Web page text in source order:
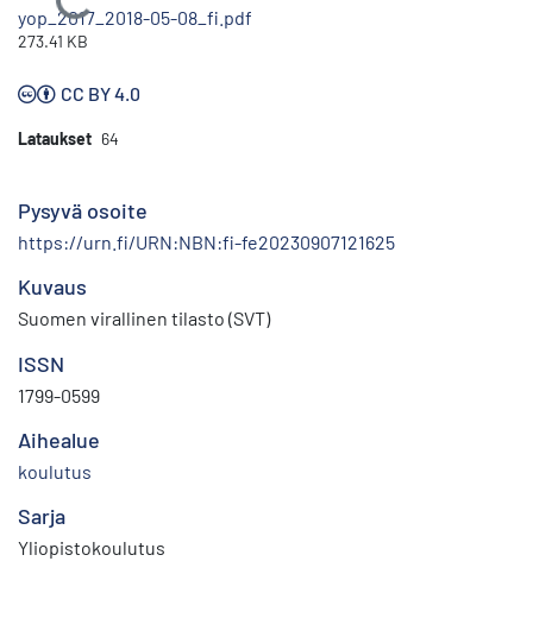
Ladataan...
yop_2017_2018-05-08_fi.pdf
273.41 KB
CC BY 4.0
Lataukset 64
Pysyvä osoite
https://urn.fi/URN:NBN:fi-fe20230907121625
Kuvaus
Suomen virallinen tilasto (SVT)
ISSN
1799-0599
Aihealue
koulutus
Sarja
Yliopistokoulutus